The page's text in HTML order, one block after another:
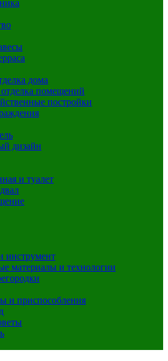
дома
помещений
постройки
дизайн
и туалет
инструмент
материалы и технологии
и приспособления